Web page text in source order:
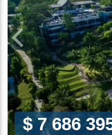
$ 7 686